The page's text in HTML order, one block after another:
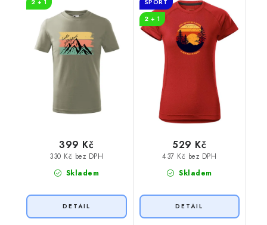
2 + 1
Skladem
330 Kč bez DPH
399 Kč
SPORT
2 + 1
Skladem
437 Kč bez DPH
529 Kč